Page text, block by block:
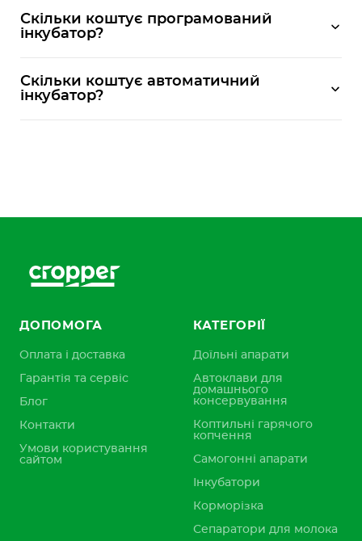
Скільки коштує програмований
інкубатор?
Скільки коштує автоматичний
інкубатор?
ДОПОМОГА
Оплата і доставка
Гарантія та сервіс
Блог
Контакти
Умови користування
сайтом
КАТЕГОРІЇ
Доїльні апарати
Автоклави для
домашнього
консервування
Коптильні гарячого
копчення
Самогонні апарати
Інкубатори
Корморізка
Сепаратори для молока